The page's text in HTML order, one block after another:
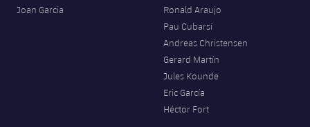
Joan Garcia
Ronald Araujo
Pau Cubarsí
Andreas Christensen
Gerard Martín
Jules Kounde
Eric García
Héctor Fort